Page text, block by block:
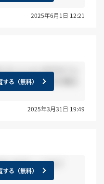
2025年6月1日 12:21
らっしゃいますか？い
容を聞かれたのか教え
る（無料）
2025年3月31日 19:49
いのでしょうか？
る（無料）